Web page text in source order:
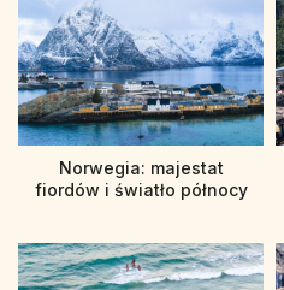
Norwegia: majestat
fiordów i światło północy